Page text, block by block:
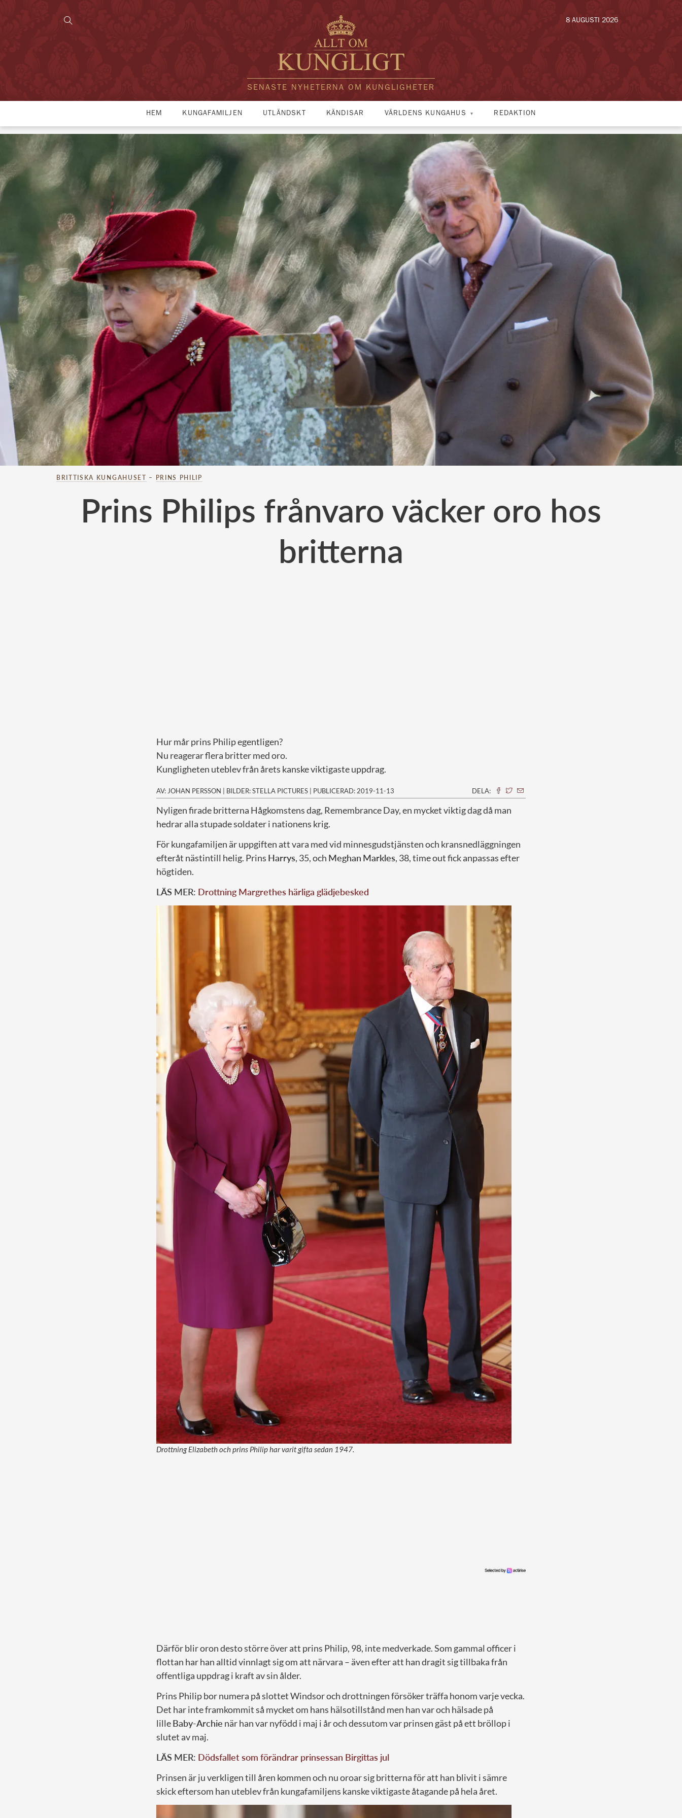
SENASTE NYHETERNA OM KUNGLIGHETER
8 AUGUSTI 2026
HEM KUNGAFAMILJEN UTLÄNDSKT KÄNDISAR VÄRLDENS KUNGAHUS REDAKTION
BRITTISKA KUNGAHUSET – PRINS PHILIP
Prins Philips frånvaro väcker oro hos
britterna
Hur mår prins Philip egentligen?
Nu reagerar flera britter med oro.
Kungligheten uteblev från årets kanske viktigaste uppdrag.
AV: JOHAN PERSSON | BILDER: STELLA PICTURES | PUBLICERAD: 2019-11-13 DELA:
Nyligen firade britterna Hågkomstens dag, Remembrance Day, en mycket viktig dag då man
hedrar alla stupade soldater i nationens krig.
För kungafamiljen är uppgiften att vara med vid minnesgudstjänsten och kransnedläggningen
efteråt nästintill helig. Prins Harrys, 35, och Meghan Markles, 38, time out fick anpassas efter
högtiden.
LÄS MER: Drottning Margrethes härliga glädjebesked
Drottning Elizabeth och prins Philip har varit gifta sedan 1947.
Därför blir oron desto större över att prins Philip, 98, inte medverkade. Som gammal officer i
flottan har han alltid vinnlagt sig om att närvara – även efter att han dragit sig tillbaka från
offentliga uppdrag i kraft av sin ålder.
Prins Philip bor numera på slottet Windsor och drottningen försöker träffa honom varje vecka.
Det har inte framkommit så mycket om hans hälsotillstånd men han var och hälsade på
lilleBaby-Archie när han var nyfödd i maj i år och dessutom var prinsen gäst på ett bröllop i
slutet av maj.
LÄS MER: Dödsfallet som förändrar prinsessan Birgittas jul
Prinsen är ju verkligen till åren kommen och nu oroar sig britterna för att han blivit i sämre
skick eftersom han uteblev från kungafamiljens kanske viktigaste åtagande på hela året.